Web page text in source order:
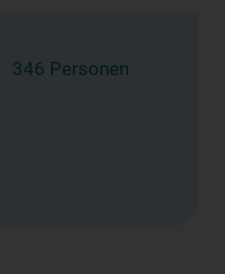
346 Personen